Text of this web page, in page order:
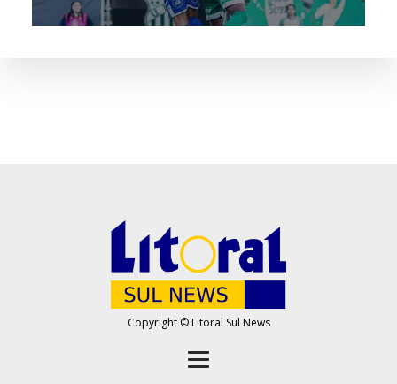
Copyright © Litoral Sul News